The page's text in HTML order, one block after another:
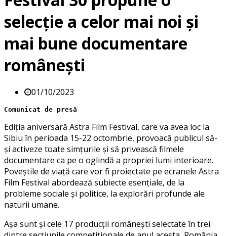
selecție a celor mai noi și
mai bune documentare
românești
01/10/2023
Comunicat de presă
Ediția aniversară Astra Film Festival, care va avea loc la
Sibiu în perioada 15-22 octombrie, provoacă publicul să-
și activeze toate simțurile și să privească filmele
documentare ca pe o oglindă a propriei lumi interioare.
Poveștile de viață care vor fi proiectate pe ecranele Astra
Film Festival abordează subiecte esențiale, de la
probleme sociale și politice, la explorări profunde ale
naturii umane.
Așa sunt și cele 17 producții românești selectate în trei